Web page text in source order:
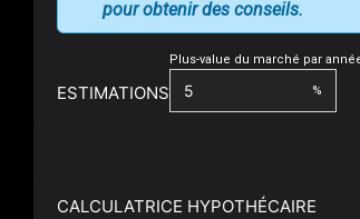
ESTIMATIONS
Plus-value du marché par
%
pour obtenir des conseils.
CALCULATRICE HYPOTHÉCAIRE